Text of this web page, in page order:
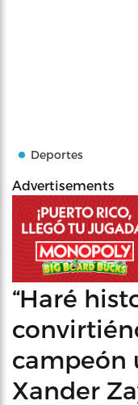
Deportes
Advertisements
“Haré
campeón
Xander